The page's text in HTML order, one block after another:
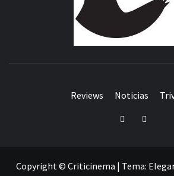
Reviews Noticias
TwitterFacebook
Copyright © Criticinema | Tema: